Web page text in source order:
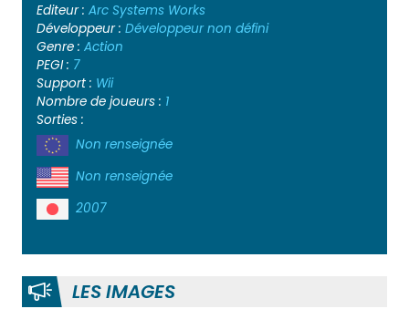
Editeur : Arc Systems Works
Développeur : Développeur non défini
Genre : Action
PEGI : 7
Support : Wii
Nombre de joueurs : 1
Sorties :
Non renseignée
Non renseignée
2007
LES IMAGES